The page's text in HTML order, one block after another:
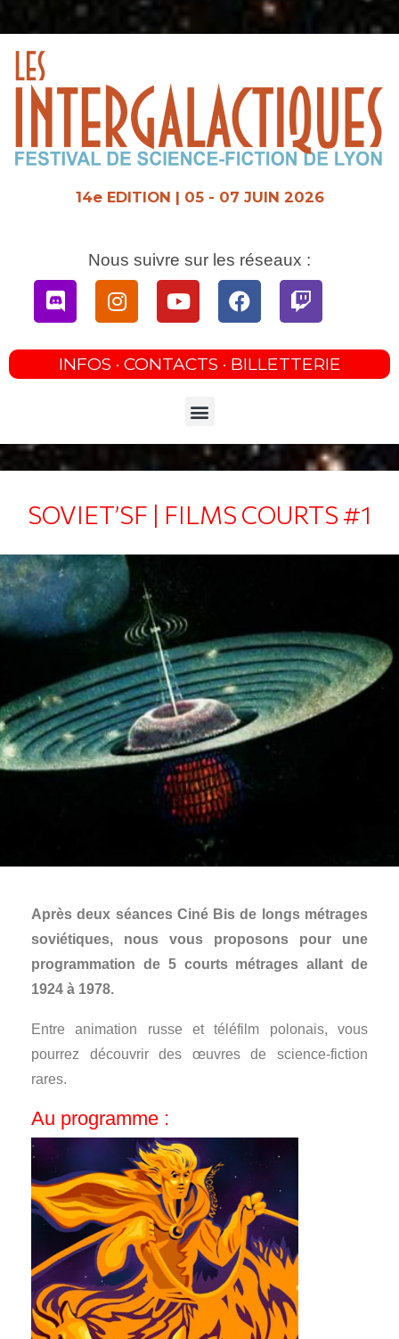
14e EDITION | 05 - 07 JUIN 2026
Nous suivre sur les réseaux :
DiscordInstagramYoutubeFacebookTwitch
INFOS · CONTACTS · BILLETTERIE
Menu
SOVIET’SF | FILMS COURTS #1
Après deux séances Ciné Bis de longs métrages
soviétiques, nous vous proposons pour une
programmation de 5 courts métrages allant de
1924 à 1978.
Entre animation russe et téléfilm polonais, vous
pourrez découvrir des œuvres de science-fiction
rares.
Au programme :